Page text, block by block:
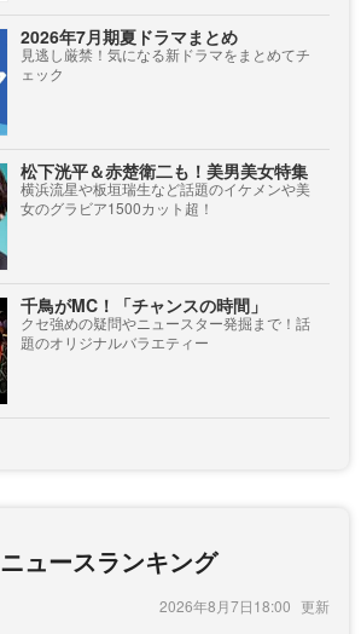
2026年7月期夏ドラマまとめ
見逃し厳禁！気になる新ドラマをまとめてチ
ェック
松下洸平＆赤楚衛二も！美男美女特集
横浜流星や板垣瑞生など話題のイケメンや美
女のグラビア1500カット超！
千鳥がMC！「チャンスの時間」
クセ強めの疑問やニュースター発掘まで！話
題のオリジナルバラエティー
ニュースランキング
2026年8月7日18:00